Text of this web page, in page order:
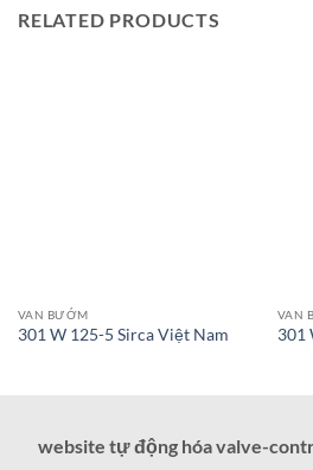
RELATED PRODUCTS
VAN BƯỚM
301 W 125-5 Sirca Việt Nam
VAN
301
website tự động hóa valve-